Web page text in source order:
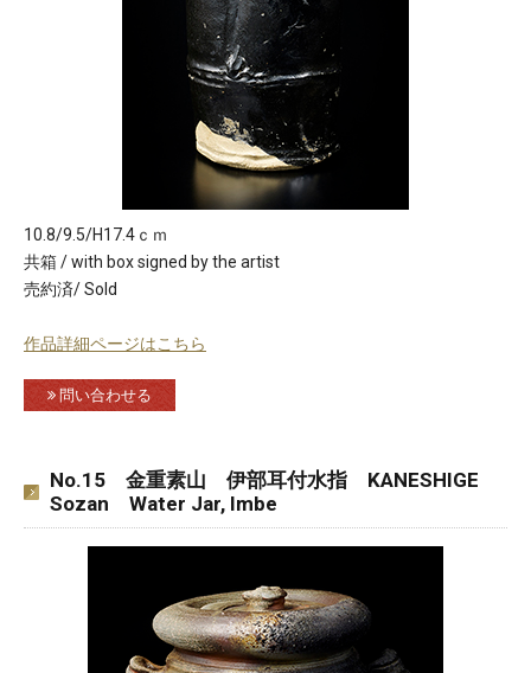
10.8/9.5/H17.4ｃｍ
共箱 / with box signed by the artist
売約済/ Sold
作品詳細ページはこちら
問い合わせる
No.15 金重素山 伊部耳付水指 KANESHIGE
Sozan Water Jar, Imbe